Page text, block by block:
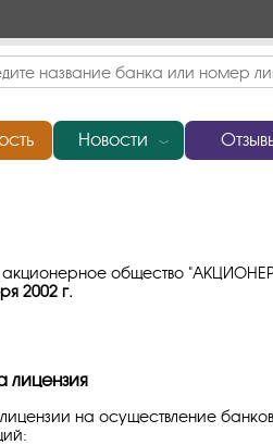
Новости ﹀
акционерное общество
2002 г.
лицензия
на осуществление